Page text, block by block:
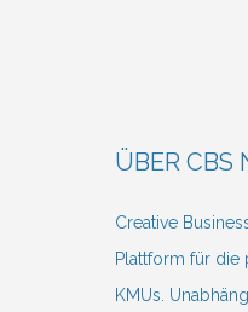
ÜBER CBS
Creative
Plattform für
KMUs.